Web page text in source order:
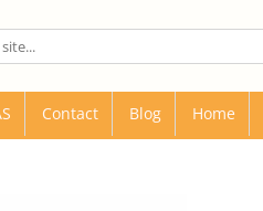
Contact Blog Home